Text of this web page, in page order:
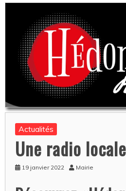
Actualités
Une radio
19 janvier 2022 Mairie